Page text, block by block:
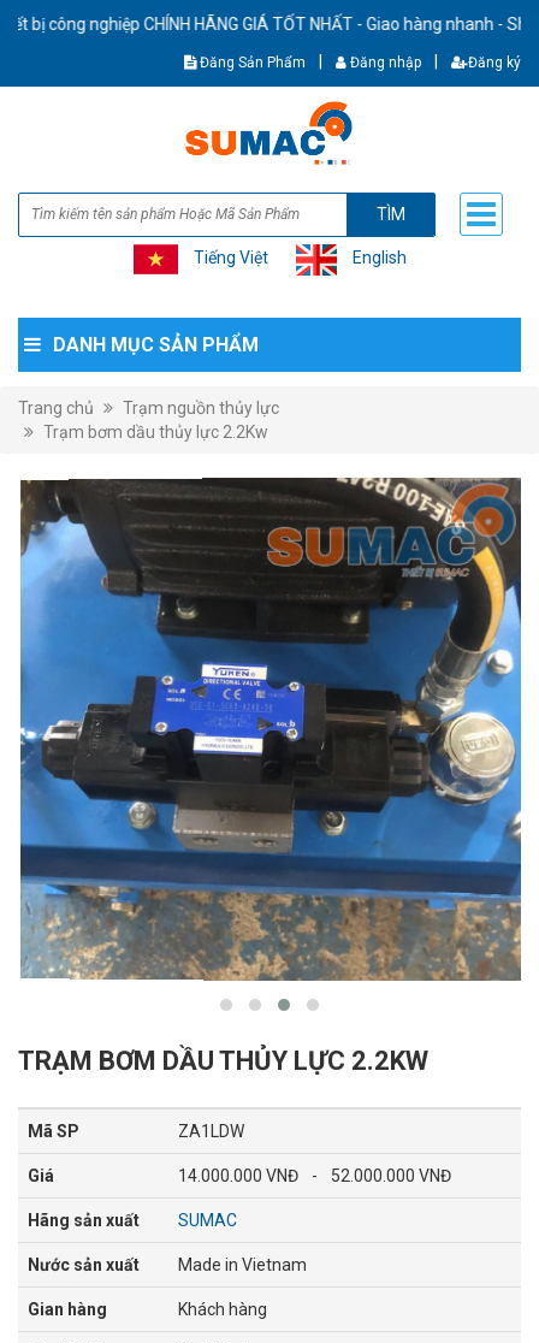
CHÍNH HÃNG GIÁ TỐT NHẤT - Giao hàng nhanh - Ship cod
Đăng Sản Phẩm Đăng nhập Đăng ký
TÌM
Tiếng Việt English
DANH MỤC SẢN PHẨM
Trang chủ
Trạm nguồn thủy lực
Trạm bơm dầu thủy lực 2.2Kw
TRẠM BƠM DẦU THỦY LỰC 2.2KW
Mã SP ZA1LDW
Giá 14.000.000 VNĐ - 52.000.000 VNĐ
Hãng sản xuất SUMAC
Nước sản xuất Made in Vietnam
Gian hàng Khách hàng